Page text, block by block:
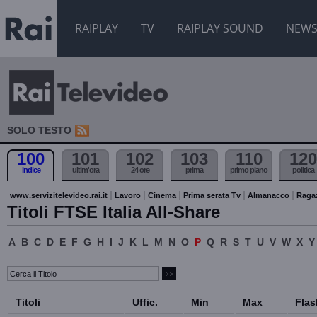
RAIPLAY TV RAIPLAY SOUND NEWS
SOLO TESTO
100
indice
101
ultim'ora
102
24 ore
103
prima
110
primo piano
120
politica
www.servizitelevideo.rai.it Lavoro Cinema Prima serata Tv Almanacco
Titoli FTSE Italia All-Share
A B C D E F G H I J K L M N O P Q R S T U V W X Y
Titoli Uffic. Min Max